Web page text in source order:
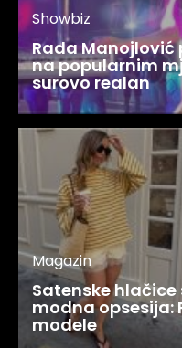
Showbiz
Rada Manojlović
na popularnim
surovo realan
Magazin
Satenske
modna opsesija:
modele